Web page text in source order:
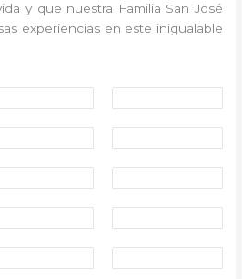
y que nuestra Familia San José
experiencias en este inigualable